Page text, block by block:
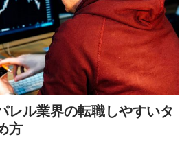
レル業界の転職しやすいタ
方